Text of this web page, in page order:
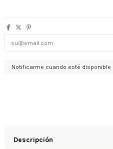
Descripción